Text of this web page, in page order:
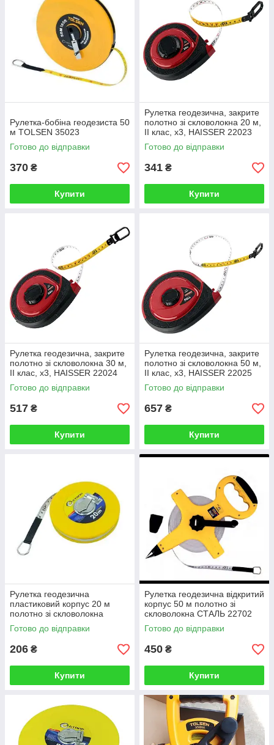
Рулетка-бобіна геодезиста 50
м TOLSEN 35023
Готово до відправки
370 ₴
Купити
Рулетка геодезична, закрите
полотно зі скловолокна 20 м,
II клас, х3, HAISSER 22023
Готово до відправки
341 ₴
Купити
Рулетка геодезична, закрите
полотно зі скловолокна 30 м,
II клас, х3, HAISSER 22024
Готово до відправки
517 ₴
Купити
Рулетка геодезична, закрите
полотно зі скловолокна 50 м,
II клас, х3, HAISSER 22025
Готово до відправки
657 ₴
Купити
Рулетка геодезична
пластиковий корпус 20 м
полотно зі скловолокна
СТАЛЬ
Готово до відправки
206 ₴
Купити
Рулетка геодезична відкритий
корпус 50 м полотно зі
скловолокна СТАЛЬ 22702
Готово до відправки
450 ₴
Купити